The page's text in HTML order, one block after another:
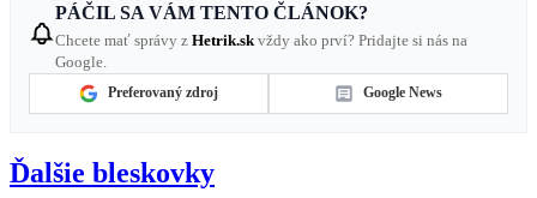
PÁČIL SA VÁM TENTO ČLÁNOK?
Chcete mať správy z Hetrik.sk vždy ako prví? Pridajte si nás na
Google.
Preferovaný zdroj Google News
Ďalšie bleskovky